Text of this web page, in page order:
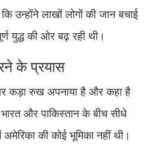
उन्होंने लाखों लोगों की जान बचाई
युद्ध की ओर बढ़ रही थी।
के प्रयास
कड़ा रुख अपनाया है और कहा है
और पाकिस्तान के बीच सीधे
की कोई भूमिका नहीं थी।